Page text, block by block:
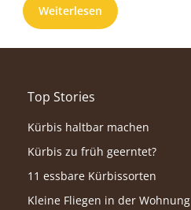
Weiterlesen
Top Stories
Kürbis haltbar machen
Kürbis zu früh geerntet?
11 essbare Kürbissorten
Kleine Fliegen in der Wohnung